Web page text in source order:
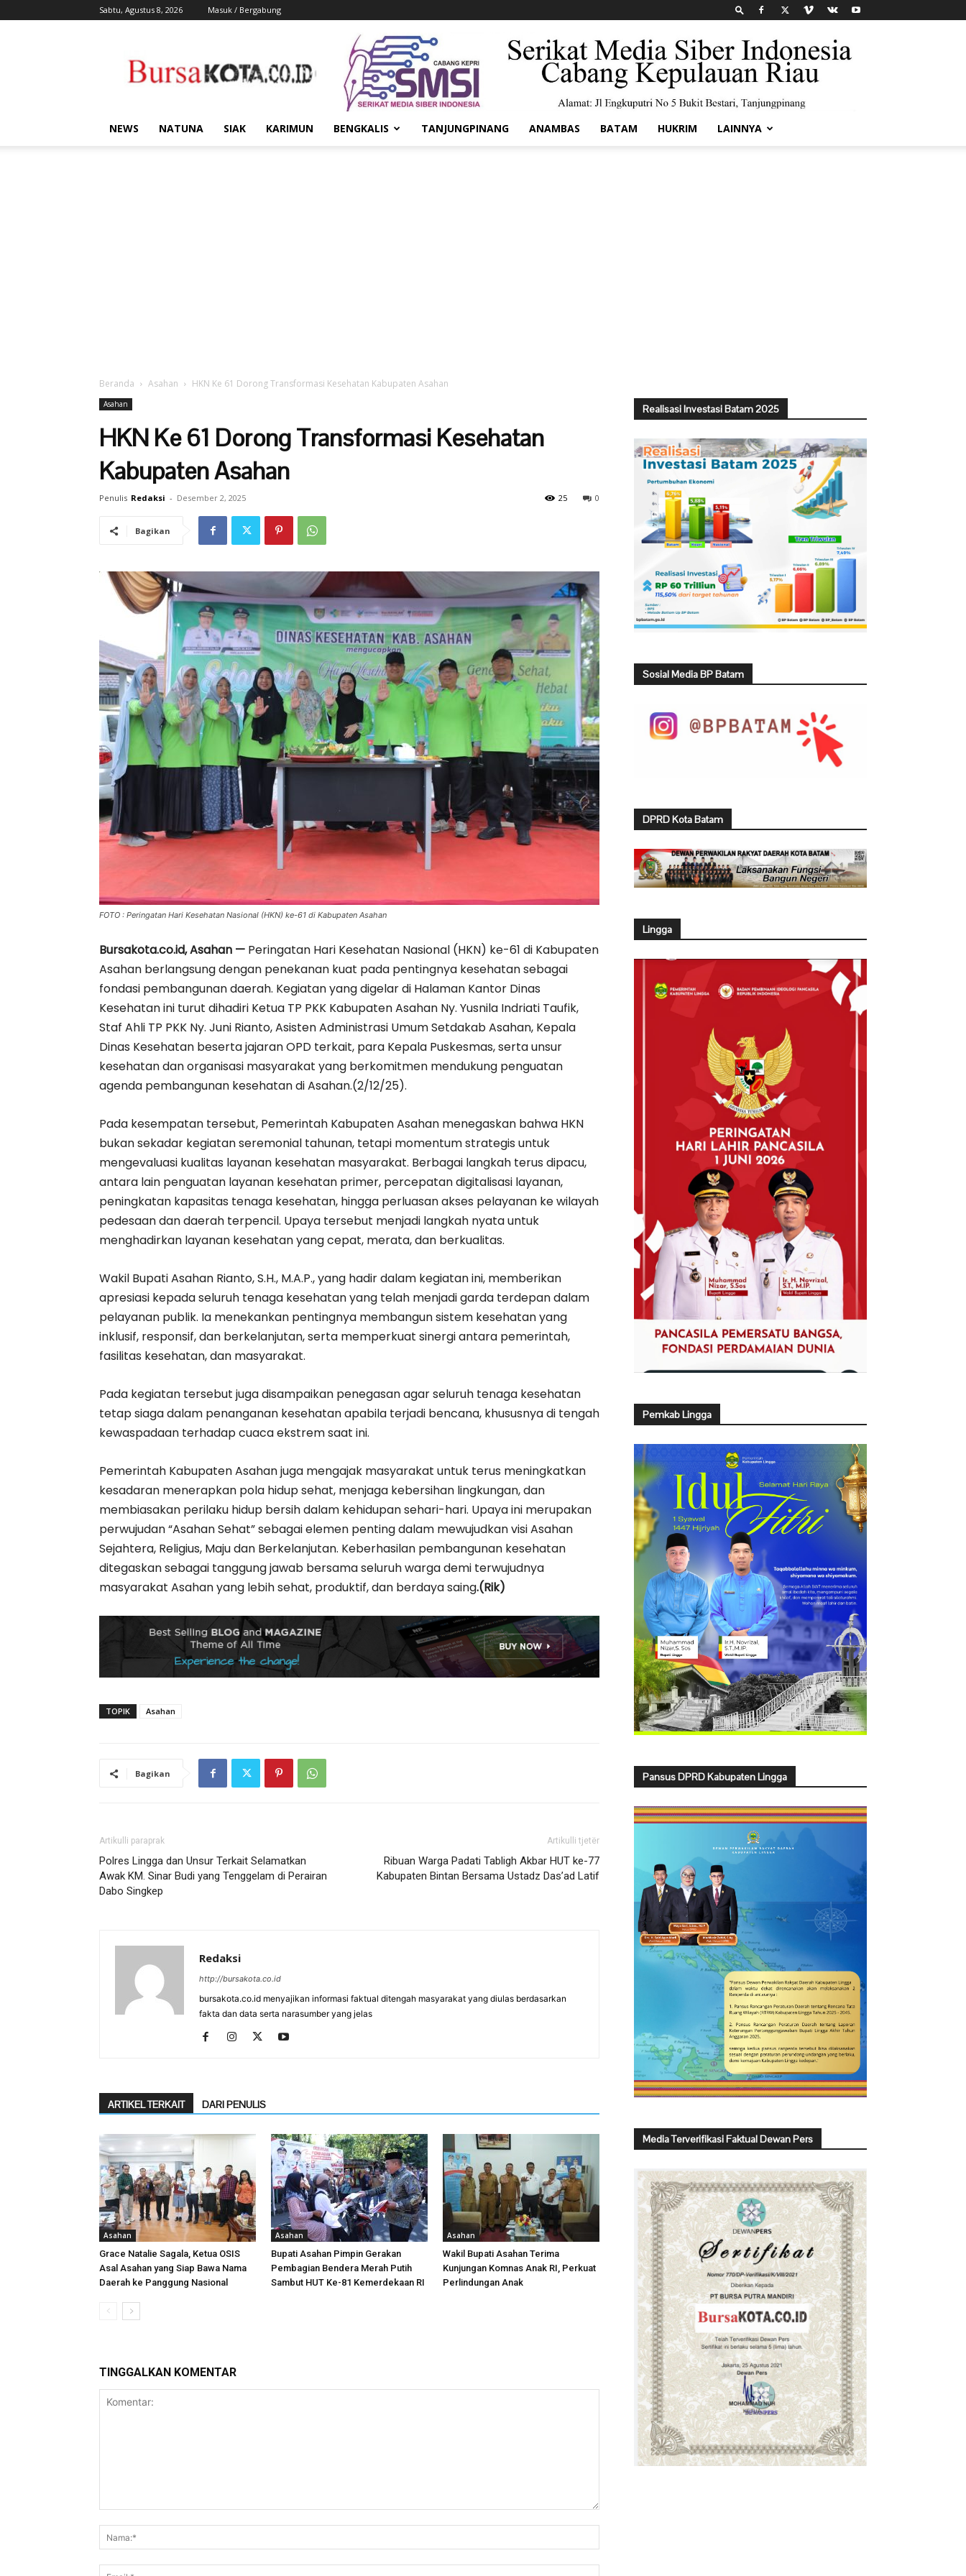
Sabtu, Agustus 8, 2026 Masuk / Bergabung
Kota
NEWS NATUNA SIAK KARIMUN BENGKALIS TANJUNGPINANG ANAMBAS BATAM HUKRIM LAINNYA
Beranda Asahan HKN Ke 61 Dorong Transformasi Kesehatan Kabupaten Asahan
Asahan
HKN Ke 61 Dorong Transformasi Kesehatan
Kabupaten Asahan
Penulis Redaksi - Desember 2, 2025 0
25
Bagikan
FOTO : Peringatan Hari Kesehatan Nasional (HKN) ke-61 di Kabupaten Asahan
Bursakota.co.id, Asahan — Peringatan Hari Kesehatan Nasional (HKN) ke-61 di Kabupaten
Asahan berlangsung dengan penekanan kuat pada pentingnya kesehatan sebagai
fondasi pembangunan daerah. Kegiatan yang digelar di Halaman Kantor Dinas
Kesehatan ini turut dihadiri Ketua TP PKK Kabupaten Asahan Ny. Yusnila Indriati Taufik,
Staf Ahli TP PKK Ny. Juni Rianto, Asisten Administrasi Umum Setdakab Asahan, Kepala
Dinas Kesehatan beserta jajaran OPD terkait, para Kepala Puskesmas, serta unsur
kesehatan dan organisasi masyarakat yang berkomitmen mendukung penguatan
agenda pembangunan kesehatan di Asahan.(2/12/25).
Pada kesempatan tersebut, Pemerintah Kabupaten Asahan menegaskan bahwa HKN
bukan sekadar kegiatan seremonial tahunan, tetapi momentum strategis untuk
mengevaluasi kualitas layanan kesehatan masyarakat. Berbagai langkah terus dipacu,
antara lain penguatan layanan kesehatan primer, percepatan digitalisasi layanan,
peningkatan kapasitas tenaga kesehatan, hingga perluasan akses pelayanan ke wilayah
pedesaan dan daerah terpencil. Upaya tersebut menjadi langkah nyata untuk
menghadirkan layanan kesehatan yang cepat, merata, dan berkualitas.
Wakil Bupati Asahan Rianto, S.H., M.A.P., yang hadir dalam kegiatan ini, memberikan
apresiasi kepada seluruh tenaga kesehatan yang telah menjadi garda terdepan dalam
pelayanan publik. Ia menekankan pentingnya membangun sistem kesehatan yang
inklusif, responsif, dan berkelanjutan, serta memperkuat sinergi antara pemerintah,
fasilitas kesehatan, dan masyarakat.
Pada kegiatan tersebut juga disampaikan penegasan agar seluruh tenaga kesehatan
tetap siaga dalam penanganan kesehatan apabila terjadi bencana, khususnya di tengah
kewaspadaan terhadap cuaca ekstrem saat ini.
Pemerintah Kabupaten Asahan juga mengajak masyarakat untuk terus meningkatkan
kesadaran menerapkan pola hidup sehat, menjaga kebersihan lingkungan, dan
membiasakan perilaku hidup bersih dalam kehidupan sehari-hari. Upaya ini merupakan
perwujudan “Asahan Sehat” sebagai elemen penting dalam mewujudkan visi Asahan
Sejahtera, Religius, Maju dan Berkelanjutan. Keberhasilan pembangunan kesehatan
ditegaskan sebagai tanggung jawab bersama seluruh warga demi terwujudnya
masyarakat Asahan yang lebih sehat, produktif, dan berdaya saing.(Rik)
TOPIK Asahan
Bagikan
Artikulli paraprak
Polres Lingga dan Unsur Terkait Selamatkan
Awak KM. Sinar Budi yang Tenggelam di Perairan
Dabo Singkep
Artikulli tjetër
Ribuan Warga Padati Tabligh Akbar HUT ke-77
Kabupaten Bintan Bersama Ustadz Das’ad Latif
Redaksi
http://bursakota.co.id
bursakota.co.id menyajikan informasi faktual ditengah masyarakat yang diulas berdasarkan
fakta dan data serta narasumber yang jelas
ARTIKEL TERKAIT DARI PENULIS
Asahan
Grace Natalie Sagala, Ketua OSIS
Asal Asahan yang Siap Bawa Nama
Daerah ke Panggung Nasional
Asahan
Bupati Asahan Pimpin Gerakan
Pembagian Bendera Merah Putih
Sambut HUT Ke-81 Kemerdekaan RI
Asahan
Wakil Bupati Asahan Terima
Kunjungan Komnas Anak RI, Perkuat
Perlindungan Anak
TINGGALKAN KOMENTAR
Realisasi Investasi Batam 2025
Sosial Media BP Batam
DPRD Kota Batam
Lingga
Pemkab Lingga
Pansus DPRD Kabupaten Lingga
Media Terverifikasi Faktual Dewan Pers